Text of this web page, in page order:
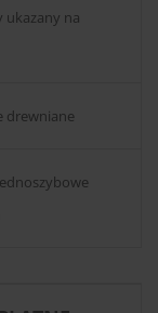
ukazany na
drewniane